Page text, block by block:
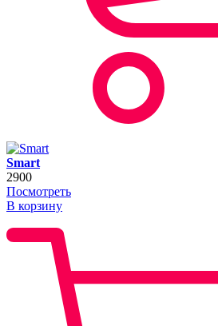
Smart
2900
Посмотреть
В корзину